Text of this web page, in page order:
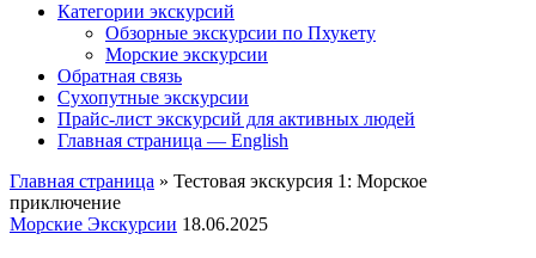
Категории экскурсий
Обзорные экскурсии по Пхукету
Морские экскурсии
Обратная связь
Сухопутные экскурсии
Прайс-лист экскурсий для активных людей
Главная страница — English
Главная страница » Тестовая экскурсия 1: Морское
приключение
Морские Экскурсии 18.06.2025